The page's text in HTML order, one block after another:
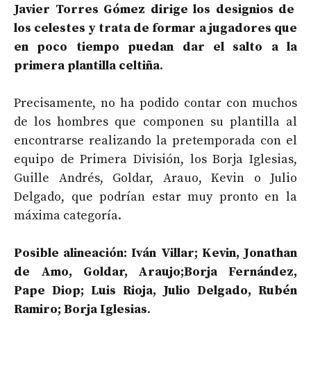
Javier Torres Gómez dirige los designios de
los celestes y trata de formar a jugadores que
en poco tiempo puedan dar el salto a la
primera plantilla celtiña.
Precisamente, no ha podido contar con muchos
de los hombres que componen su plantilla al
encontrarse realizando la pretemporada con el
equipo de Primera División, los Borja Iglesias,
Guille Andrés, Goldar, Arauo, Kevin o Julio
Delgado, que podrían estar muy pronto en la
máxima categoría.
Posible alineación: Iván Villar; Kevin, Jonathan
de Amo, Goldar, Araujo;Borja Fernández,
Pape Diop; Luis Rioja, Julio Delgado, Rubén
Ramiro; Borja Iglesias.